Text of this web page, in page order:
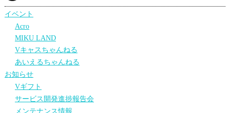
イベント
Acro
MIKU LAND
Vキャスちゃんねる
あいえるちゃんねる
お知らせ
Vギフト
サービス開発進捗報告会
メンテナンス情報